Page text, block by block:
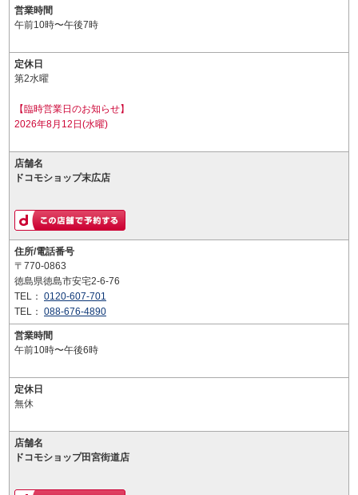
営業時間
午前10時〜午後7時
定休日
第2水曜
【臨時営業日のお知らせ】
2026年8月12日(水曜)
店舗名
ドコモショップ末広店
住所/電話番号
〒770-0863
徳島県徳島市安宅2-6-76
TEL： 0120-607-701
TEL： 088-676-4890
営業時間
午前10時〜午後6時
定休日
無休
店舗名
ドコモショップ田宮街道店